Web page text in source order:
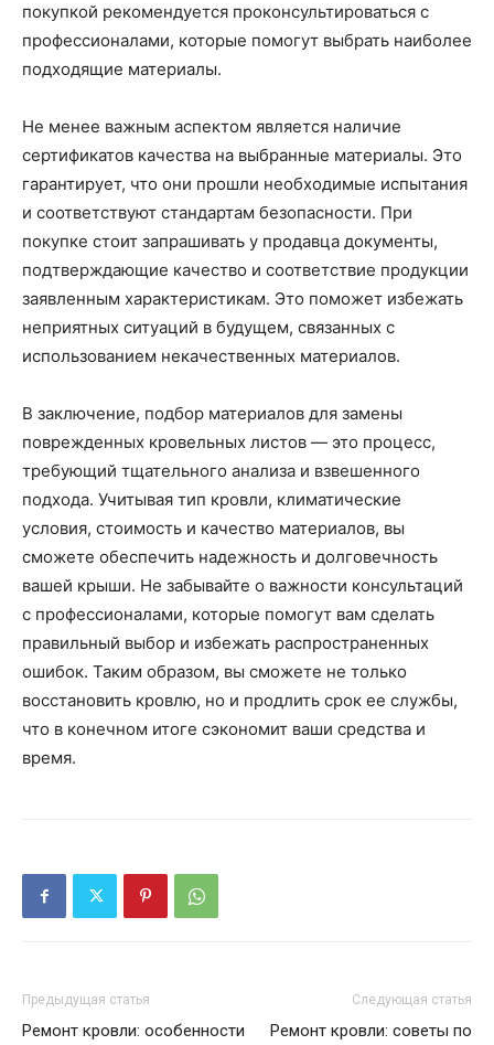
покупкой рекомендуется проконсультироваться с
профессионалами, которые помогут выбрать наиболее
подходящие материалы.
Не менее важным аспектом является наличие
сертификатов качества на выбранные материалы. Это
гарантирует, что они прошли необходимые испытания
и соответствуют стандартам безопасности. При
покупке стоит запрашивать у продавца документы,
подтверждающие качество и соответствие продукции
заявленным характеристикам. Это поможет избежать
неприятных ситуаций в будущем, связанных с
использованием некачественных материалов.
В заключение, подбор материалов для замены
поврежденных кровельных листов — это процесс,
требующий тщательного анализа и взвешенного
подхода. Учитывая тип кровли, климатические
условия, стоимость и качество материалов, вы
сможете обеспечить надежность и долговечность
вашей крыши. Не забывайте о важности консультаций
с профессионалами, которые помогут вам сделать
правильный выбор и избежать распространенных
ошибок. Таким образом, вы сможете не только
восстановить кровлю, но и продлить срок ее службы,
что в конечном итоге сэкономит ваши средства и
время.
Предыдущая статья
Ремонт кровли: особенности
Следующая статья
Ремонт кровли: советы по